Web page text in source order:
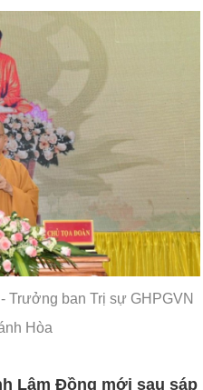
Trưởng ban Trị sự GHPGVN
Hòa
Lâm Đồng mới sau sáp